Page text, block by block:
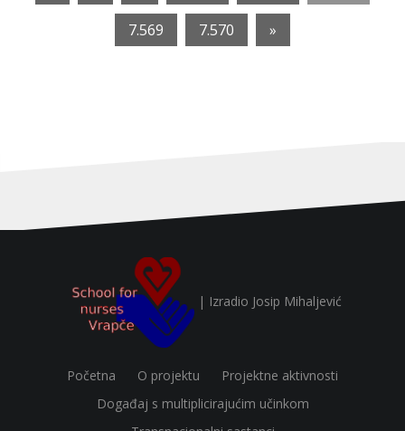
7.569 7.570 »
| Izradio Josip Mihaljević
Početna O projektu
Projektne aktivnosti
Događaj s multiplicirajućim učinkom